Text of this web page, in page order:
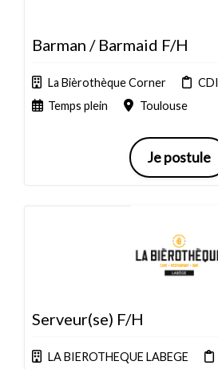
Barman / Barmaid F/H
La Bièrothèque Corner
CDI
Temps plein
Toulouse
Je postule
Serveur(se) F/H
LA BIEROTHEQUE LABEGE